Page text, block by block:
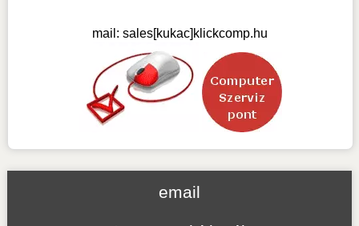
mail:sales[kukac]klickcomp.hu
email